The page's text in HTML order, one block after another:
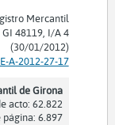
Mercantil
GI 48119, I/A 4
(30/01/2012)
A-2012-27-17
de Girona
acto: 62.822
6.897